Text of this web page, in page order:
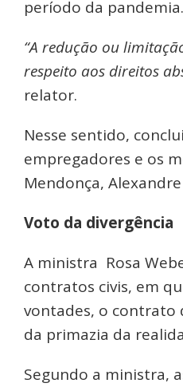
período da pandemia.
“A redução ou
respeito aos direitos
relator.
Nesse sentido,
empregadores e os
Mendonça,
Voto da divergência
A ministra Rosa
contratos civis, em
vontades, o contrato
da primazia da
Segundo a ministra,